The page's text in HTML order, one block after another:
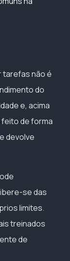
tarefas não é
do
e, acima
de forma
devolve
se das
limites.
treinados
de